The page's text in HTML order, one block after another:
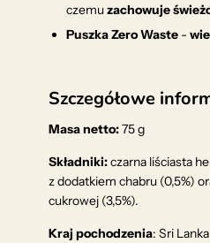
czemuzachowuje
Puszka Zero Waste -
Szczegółowe
Masa netto:75 g
Składniki:czarna liściasta
z dodatkiem chabru (0,5%)
cukrowej (3,5%).
Kraj pochodzenia: Sri